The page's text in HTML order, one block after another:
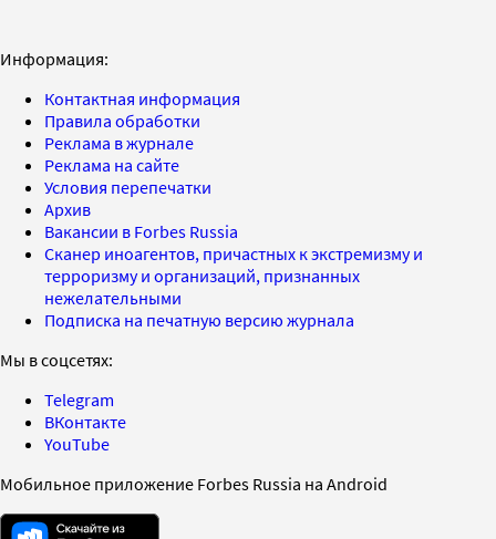
Информация:
Контактная информация
Правила обработки
Реклама в журнале
Реклама на сайте
Условия перепечатки
Архив
Вакансии в Forbes Russia
Сканер иноагентов, причастных к экстремизму и
терроризму и организаций, признанных
нежелательными
Подписка на печатную версию журнала
Мы в соцсетях:
Telegram
ВКонтакте
YouTube
Мобильное приложение Forbes Russia на Android